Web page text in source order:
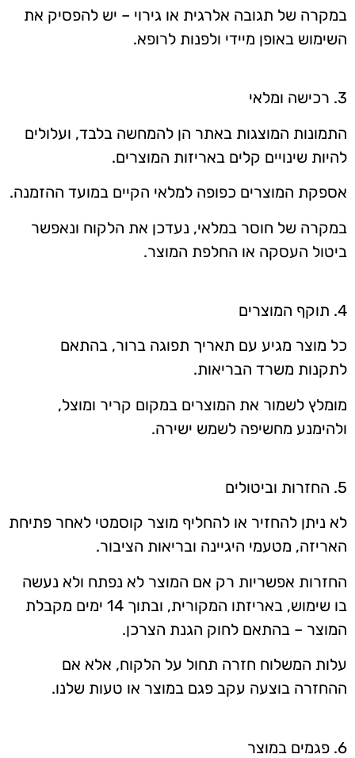
במקרה של תגובה אלרגית או גירוי – יש להפסיק את
השימוש באופן מיידי ולפנות לרופא.
3. רכישה ומלאי
התמונות המוצגות באתר הן להמחשה בלבד, ועלולים
להיות שינויים קלים באריזות המוצרים.
אספקת המוצרים כפופה למלאי הקיים במועד ההזמנה.
במקרה של חוסר במלאי, נעדכן את הלקוח ונאפשר
ביטול העסקה או החלפת המוצר.
4. תוקף המוצרים
כל מוצר מגיע עם תאריך תפוגה ברור, בהתאם
לתקנות משרד הבריאות.
מומלץ לשמור את המוצרים במקום קריר ומוצל,
ולהימנע מחשיפה לשמש ישירה.
5. החזרות וביטולים
לא ניתן להחזיר או להחליף מוצר קוסמטי לאחר פתיחת
האריזה, מטעמי היגיינה ובריאות הציבור.
החזרות אפשריות רק אם המוצר לא נפתח ולא נעשה
בו שימוש, באריזתו המקורית, ובתוך 14 ימים מקבלת
המוצר – בהתאם לחוק הגנת הצרכן.
עלות המשלוח חזרה תחול על הלקוח, אלא אם
ההחזרה בוצעה עקב פגם במוצר או טעות שלנו.
6. פגמים במוצר